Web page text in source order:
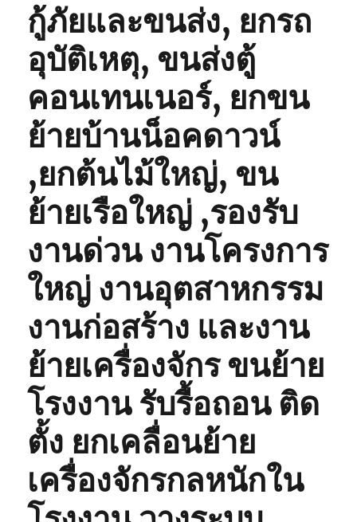
กู้ภัยและขนส่ง, ยกรถ
อุบัติเหตุ, ขนส่งตู้
คอนเทนเนอร์, ยกขน
ย้ายบ้านน็อคดาวน์
,ยกต้นไม้ใหญ่, ขน
ย้ายเรือใหญ่ ,รองรับ
งานด่วน งานโครงการ
ใหญ่ งานอุตสาหกรรม
งานก่อสร้าง และงาน
ย้ายเครื่องจักร ขนย้าย
โรงงาน รับรื้อถอน ติด
ตั้ง ยกเคลื่อนย้าย
เครื่องจักรกลหนักใน